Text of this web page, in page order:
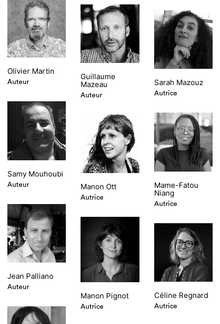
Olivier Martin
Auteur
Guillaume
Mazeau
Auteur
Sarah Mazouz
Autrice
Samy Mouhoubi
Auteur
Mame-Fatou
Niang
Autrice
Manon Ott
Autrice
Jean Palliano
Auteur
Manon Pignot
Autrice
Céline Regnard
Autrice